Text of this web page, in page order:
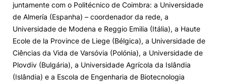
juntamente com o Politécnico de Coimbra: a Universidade
de Almería (Espanha) – coordenador da rede, a
Universidade de Modena e Reggio Emilia (Itália), a Haute
Ecole de la Province de Liege (Bélgica), a Universidade de
Ciências da Vida de Varsóvia (Polónia), a Universidade de
Plovdiv (Bulgária), a Universidade Agrícola da Islândia
(Islândia) e a Escola de Engenharia de Biotecnologia